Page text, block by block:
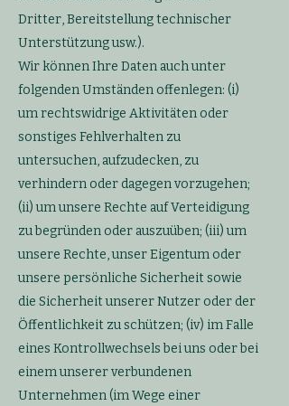
Dritter, Bereitstellung technischer
Unterstützung usw.).
Wir können Ihre Daten auch unter
folgenden Umständen offenlegen: (i)
um rechtswidrige Aktivitäten oder
sonstiges Fehlverhalten zu
untersuchen, aufzudecken, zu
verhindern oder dagegen vorzugehen;
(ii) um unsere Rechte auf Verteidigung
zu begründen oder auszuüben; (iii) um
unsere Rechte, unser Eigentum oder
unsere persönliche Sicherheit sowie
die Sicherheit unserer Nutzer oder der
Öffentlichkeit zu schützen; (iv) im Falle
eines Kontrollwechsels bei uns oder bei
einem unserer verbundenen
Unternehmen (im Wege einer